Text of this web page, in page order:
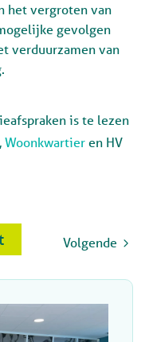
het vergroten van
gevolgen
verduurzamen van
is te lezen
Woonkwartieren HV
Volgende